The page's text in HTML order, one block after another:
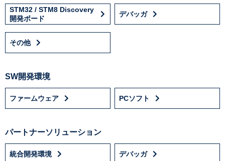
STM32 / STM8 Discovery
開発ボード
デバッガ
その他
SW開発環境
ファームウェア PCソフト
パートナーソリューション
統合開発環境 デバッガ